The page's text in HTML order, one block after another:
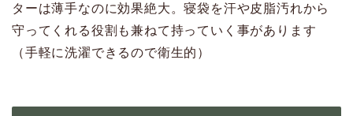
ターは薄手なのに効果絶大。寝袋を汗や皮脂汚れから
守ってくれる役割も兼ねて持っていく事があります
（手軽に洗濯できるので衛生的）